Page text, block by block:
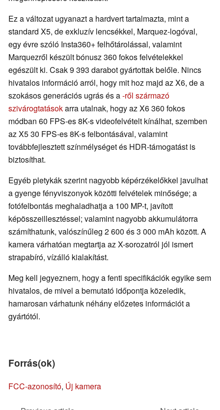
Ez a változat ugyanazt a hardvert tartalmazta, mint a
standard X5, de exkluzív lencsékkel, Marquez-logóval,
egy évre szóló Insta360+ felhőtárolással, valamint
Marquezről készült bónusz 360 fokos felvételekkel
egészült ki. Csak 9 393 darabot gyártottak belőle. Nincs
hivatalos információ arról, hogy mit hoz majd az X6, de a
szokásos generációs ugrás és a-ről származó
szivárogtatásokarra utalnak, hogy az X6 360 fokos
módban 60 FPS-es 8K-s videofelvételt kínálhat, szemben
az X5 30 FPS-es 8K-s felbontásával, valamint
továbbfejlesztett színmélységet és HDR-támogatást is
biztosíthat.
Egyéb pletykák szerint nagyobb képérzékelőkkel javulhat
a gyenge fényviszonyok közötti felvételek minősége; a
fotófelbontás meghaladhatja a 100 MP-t, javított
képösszeillesztéssel; valamint nagyobb akkumulátorra
számíthatunk, valószínűleg 2 600 és 3 000 mAh között. A
kamera várhatóan megtartja az X-sorozatról jól ismert
strapabíró, vízálló kialakítást.
Meg kell jegyeznem, hogy a fenti specifikációk egyike sem
hivatalos, de mivel a bemutató időpontja közeledik,
hamarosan várhatunk néhány előzetes információt a
gyártótól.
Forrás(ok)
FCC-azonosító, Új kamera